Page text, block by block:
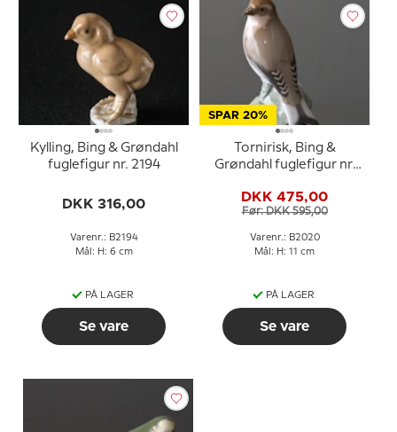
Kylling, Bing & Grøndahl
fuglefigur nr. 2194
DKK 316,00
Varenr.: B2194
Mål: H: 6 cm
PÅ LAGER
Se vare
SPAR 20%
Tornirisk, Bing &
Grøndahl fuglefigur nr.
DKK 475,00
Før: DKK 595,00
Varenr.: B2020
Mål: H: 11 cm
PÅ LAGER
Se vare